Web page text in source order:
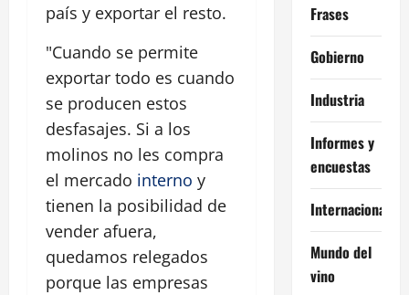
país y exportar el resto.
"Cuando se permite
exportar todo es cuando
se producen estos
desfasajes. Si a los
molinos no les compra
el mercado interno y
tienen la posibilidad de
vender afuera,
quedamos relegados
porque las empresas
Frases
Gobierno
Industria
Informes y
encuestas
Internacional
Mundo del
vino